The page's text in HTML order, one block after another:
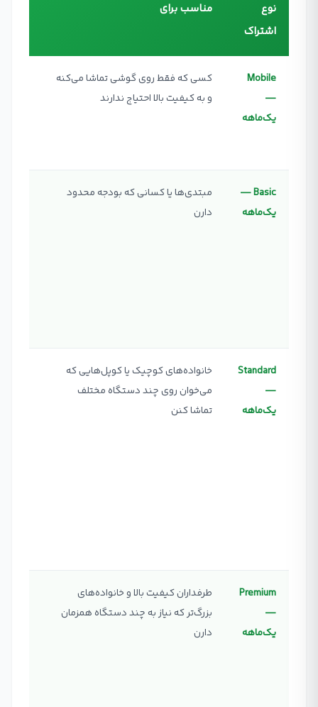
نوع
اشتراک
مناسب برای
Mobile
—
یک‌ماهه
کسی که فقط روی گوشی تماشا می‌کنه
و به کیفیت بالا احتیاج ندارند
Basic —
یک‌ماهه
مبتدی‌ها یا کسانی که بودجه محدود
دارن
Standard
—
یک‌ماهه
خانواده‌های کوچیک یا کوپل‌هایی که
می‌خوان روی چند دستگاه مختلف
تماشا کنن
Premium
—
یک‌ماهه
طرفداران کیفیت بالا و خانواده‌های
بزرگ‌تر که نیاز به چند دستگاه همزمان
دارن